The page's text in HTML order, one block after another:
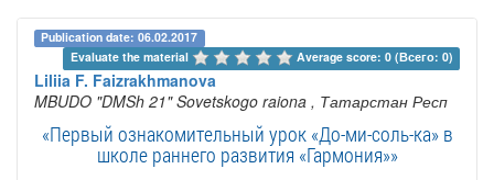
Publication date: 06.02.2017
Evaluate the material
Average score: 0 (Всего: 0)
Liliia F. Faizrakhmanova
MBUDO "DMSh 21" Sovetskogo raiona , Татарстан Респ
«Первый ознакомительный урок «До-ми-соль-ка» в
школе раннего развития «Гармония»»